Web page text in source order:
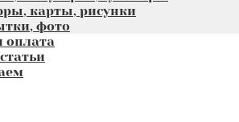
карты, рисунки
фото
оплата